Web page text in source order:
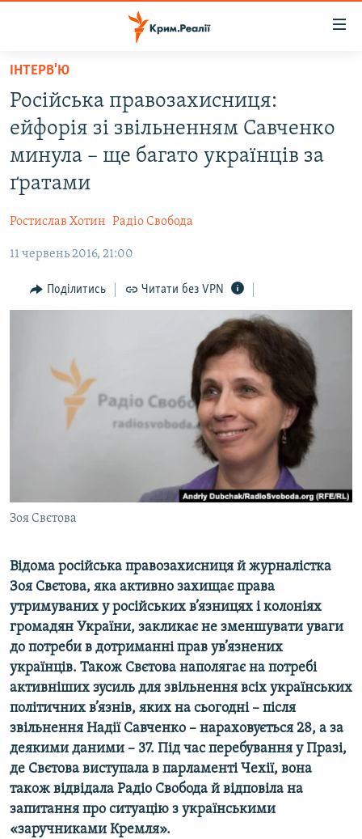
Перейти
основного
матеріалу
Перейти
до
основної
Перейти
до
ВОДА.КРИМ
ВІДЕО ТА ФОТО
ПОЛІТИКА
ІНТЕРВ'Ю
ВСЕ ЗА ДЕНЬ
ВІДЕОУРОКИ «ELIFBE»
СВІДЧЕННЯ ОКУПАЦІЇ
Qırımtatar
ІНТЕРВ'Ю
Російська правозахисниця:
ейфорія зі звільненням Савченко
минула – ще багато українців за
ґратами
Ростислав Хотин Радіо Свобода
11 червень 2016, 21:00
Поділитись Читати без VPN
Зоя Свєтова
Відома російська правозахисниця й журналістка
Зоя Свєтова, яка активно захищає права
утримуваних у російських в’язницях і колоніях
громадян України, закликає не зменшувати уваги
до потреби в дотриманні прав ув’язнених
українців. Також Свєтова наполягає на потребі
активніших зусиль для звільнення всіх українських
політичних в’язнів, яких на сьогодні – після
звільнення Надії Савченко – нараховується 28, а за
деякими даними – 37. Під час перебування у Празі,
де Свєтова виступала в парламенті Чехії, вона
також відвідала Радіо Свобода й відповіла на
запитання про ситуацію з українськими
«заручниками Кремля».